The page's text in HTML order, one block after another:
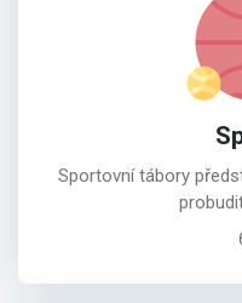
Sportovní tábory